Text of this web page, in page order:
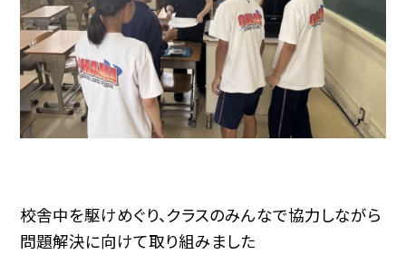
校舎中を駆けめぐり、クラスのみんなで協力しながら
問題解決に向けて取り組みました